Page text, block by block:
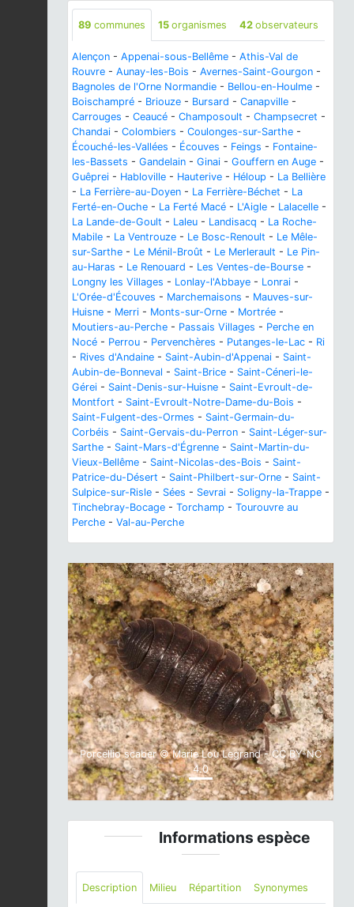
89 communes 15 organismes 42 observateurs
Alençon - Appenai-sous-Bellême - Athis-Val de
Rouvre - Aunay-les-Bois - Avernes-Saint-Gourgon -
Bagnoles de l'Orne Normandie - Bellou-en-Houlme -
Boischampré - Briouze - Bursard - Canapville -
Carrouges - Ceaucé - Champosoult - Champsecret -
Chandai - Colombiers - Coulonges-sur-Sarthe -
Écouché-les-Vallées - Écouves - Feings - Fontaine-
les-Bassets - Gandelain - Ginai - Gouffern en Auge -
Guêprei - Habloville - Hauterive - Héloup - La Bellière
- La Ferrière-au-Doyen - La Ferrière-Béchet - La
Ferté-en-Ouche - La Ferté Macé - L'Aigle - Lalacelle -
La Lande-de-Goult - Laleu - Landisacq - La Roche-
Mabile - La Ventrouze - Le Bosc-Renoult - Le Mêle-
sur-Sarthe - Le Ménil-Broût - Le Merlerault - Le Pin-
au-Haras - Le Renouard - Les Ventes-de-Bourse -
Longny les Villages - Lonlay-l'Abbaye - Lonrai -
L'Orée-d'Écouves - Marchemaisons - Mauves-sur-
Huisne - Merri - Monts-sur-Orne - Mortrée -
Moutiers-au-Perche - Passais Villages - Perche en
Nocé - Perrou - Pervenchères - Putanges-le-Lac - Ri
- Rives d'Andaine - Saint-Aubin-d'Appenai - Saint-
Aubin-de-Bonneval - Saint-Brice - Saint-Céneri-le-
Gérei - Saint-Denis-sur-Huisne - Saint-Evroult-de-
Montfort - Saint-Evroult-Notre-Dame-du-Bois -
Saint-Fulgent-des-Ormes - Saint-Germain-du-
Corbéis - Saint-Gervais-du-Perron - Saint-Léger-sur-
Sarthe - Saint-Mars-d'Égrenne - Saint-Martin-du-
Vieux-Bellême - Saint-Nicolas-des-Bois - Saint-
Patrice-du-Désert - Saint-Philbert-sur-Orne - Saint-
Sulpice-sur-Risle - Sées - Sevrai - Soligny-la-Trappe -
Tinchebray-Bocage - Torchamp - Tourouvre au
Perche - Val-au-Perche
Porcellio scaber © Marie Lou Legrand - CC BY-NC
4.0
Previous Next
Informations espèce
Description Milieu Répartition Synonymes